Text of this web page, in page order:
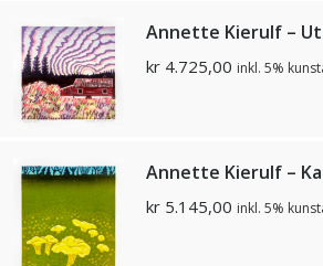
Annette Kierulf –
kr 4.725,00 inkl. 5%
Annette Kierulf –
kr 5.145,00 inkl. 5%